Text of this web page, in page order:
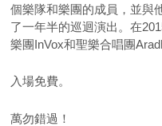
個樂隊和樂團的成員，並與
了一年半的巡迴演出。在
樂團InVox和聖樂合唱團
入場免費。
萬勿錯過！